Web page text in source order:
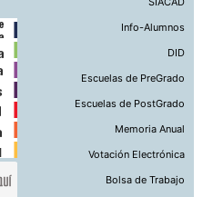
Info-Alumnos
DID
Escuelas de PreGrado
Escuelas de PostGrado
Memoria Anual
Votación Electrónica
Bolsa de Trabajo